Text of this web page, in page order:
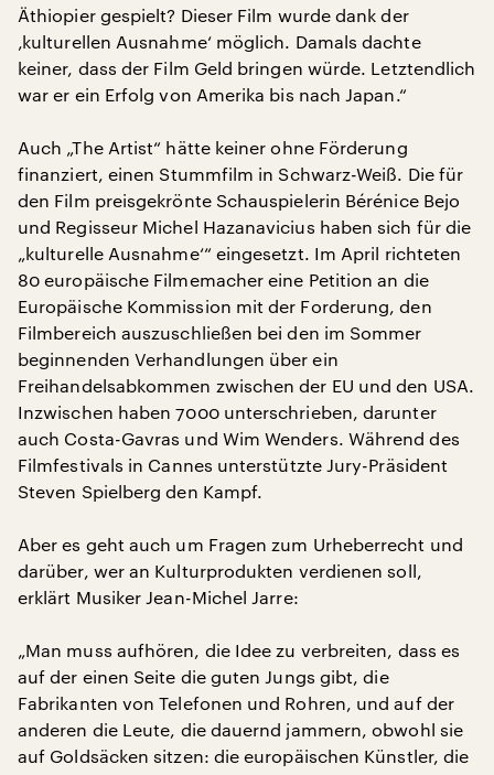
Äthiopier gespielt? Dieser Film wurde dank der
‚kulturellen Ausnahme‘ möglich. Damals dachte
keiner, dass der Film Geld bringen würde. Letztendlich
war er ein Erfolg von Amerika bis nach Japan.“
Auch „The Artist“ hätte keiner ohne Förderung
finanziert, einen Stummfilm in Schwarz-Weiß. Die für
den Film preisgekrönte Schauspielerin Bérénice Bejo
und Regisseur Michel Hazanavicius haben sich für die
„kulturelle Ausnahme‘“ eingesetzt. Im April richteten
80 europäische Filmemacher eine Petition an die
Europäische Kommission mit der Forderung, den
Filmbereich auszuschließen bei den im Sommer
beginnenden Verhandlungen über ein
Freihandelsabkommen zwischen der EU und den USA.
Inzwischen haben 7000 unterschrieben, darunter
auch Costa-Gavras und Wim Wenders. Während des
Filmfestivals in Cannes unterstützte Jury-Präsident
Steven Spielberg den Kampf.
Aber es geht auch um Fragen zum Urheberrecht und
darüber, wer an Kulturprodukten verdienen soll,
erklärt Musiker Jean-Michel Jarre:
„Man muss aufhören, die Idee zu verbreiten, dass es
auf der einen Seite die guten Jungs gibt, die
Fabrikanten von Telefonen und Rohren, und auf der
anderen die Leute, die dauernd jammern, obwohl sie
auf Goldsäcken sitzen: die europäischen Künstler, die